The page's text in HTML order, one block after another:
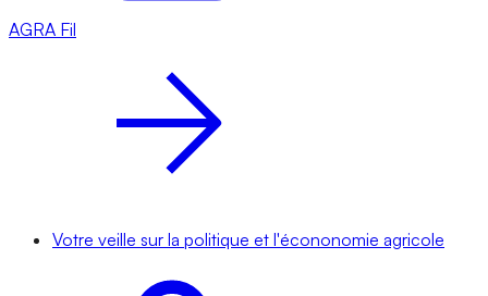
AGRA Fil
Votre veille sur la politique et l'écononomie agricole